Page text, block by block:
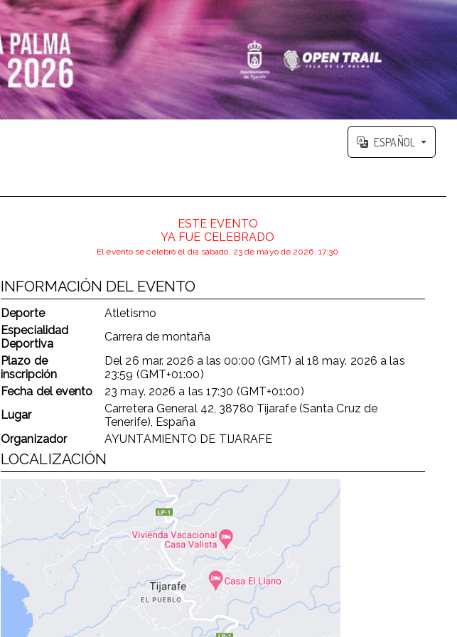
ESPAÑOL
ESTE EVENTO
YA FUE CELEBRADO
El evento se celebró el día sábado, 23 de mayo de 2026, 17:30
INFORMACIÓN DEL EVENTO
Deporte
Atletismo
Especialidad
Deportiva
Carrera de montaña
Plazo de
inscripción
Del 26 mar. 2026 a las00:00 (GMT) al 18 may. 2026 a las
23:59 (GMT+01:00)
Fecha del evento
23 may. 2026 a las 17:30 (GMT+01:00)
Lugar
Carretera General 42, 38780 Tijarafe (Santa Cruz de
Tenerife), España
Organizador
AYUNTAMIENTO DE TIJARAFE
LOCALIZACIÓN